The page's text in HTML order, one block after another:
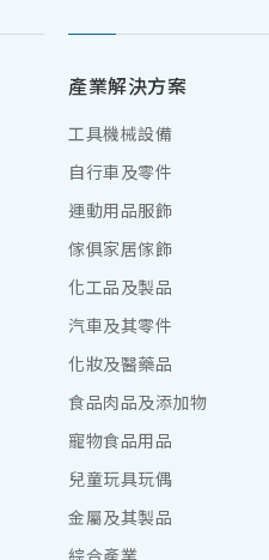
產業解決方案
工具機械設備
自行車及零件
運動用品服飾
傢俱家居傢飾
化工品及製品
汽車及其零件
化妝及醫藥品
食品肉品及添加物
寵物食品用品
兒童玩具玩偶
金屬及其製品